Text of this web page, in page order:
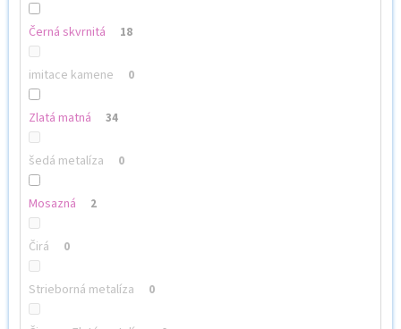
Černá skvrnitá 18
imitace kamene 0
Zlatá matná 34
šedá metalíza 0
Mosazná 2
Čirá 0
Strieborná metalíza 0